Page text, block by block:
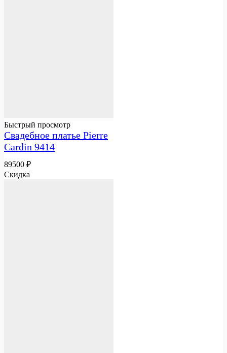
Быстрый просмотр
Свадебное платье Pierre
Cardin 9414
89500 ₽
Скидка